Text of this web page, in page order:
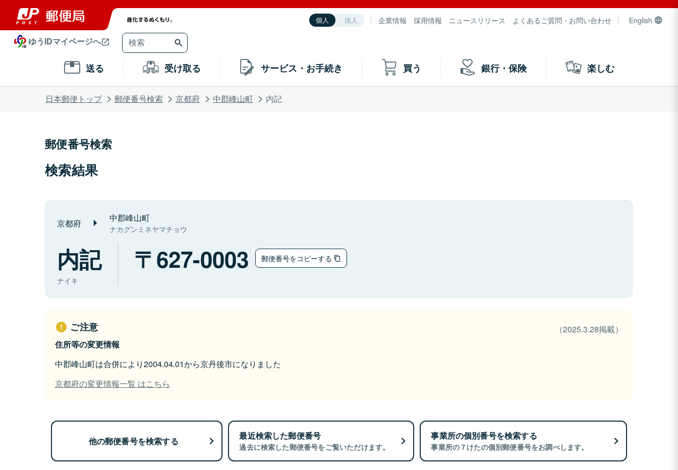
個人 法人 企業情報 採用情報 ニュースリリース よくあるご質問・お問い合わせ English
ゆうIDマイページへ
送る 受け取る サービス・お手続き 買う 銀行・保険 楽しむ
日本郵便トップ 郵便番号検索 京都府 中郡峰山町 内記
郵便番号検索
検索結果
京都府 中郡峰山町
ナカグンミネヤマチョウ
内記
ナイキ
627-0003 郵便番号をコピーする
ご注意
（2025.3.28掲載）
住所等の変更情報
中郡峰山町は合併により2004.04.01から京丹後市になりました
京都府の変更情報一覧 はこちら
他の郵便番号を検索する 最近検索した郵便番号
過去に検索した郵便番号をご覧いただけます。
事業所の個別番号を検索する
事業所の７けたの個別郵便番号をお調べします。